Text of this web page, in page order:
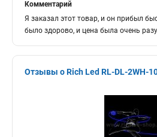
Комментарий
Я заказал этот товар, и он прибыл
было здорово, и цена была очень
Отзывы о Rich Led RL-DL-2WH-